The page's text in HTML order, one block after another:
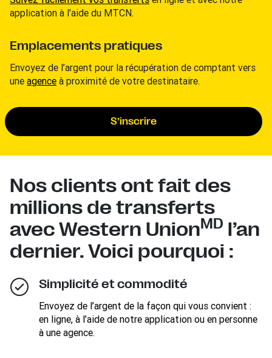
application à l’aide du MTCN.
Emplacements pratiques
Envoyez de l’argent pour la récupération de comptant vers
une agence à proximité de votre destinataire.
S’inscrire
Nos clients ont fait des
millions de transferts
avec Western UnionMD l’an
dernier. Voici pourquoi :
Simplicité et commodité
Envoyez de l’argent de la façon qui vous convient :
en ligne, à l’aide de notre application ou en personne
à une agence.